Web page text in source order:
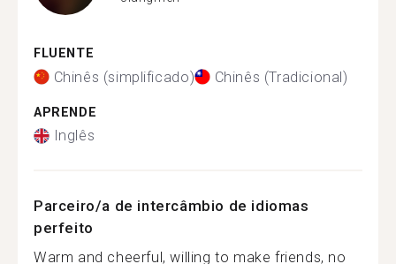
FLUENTE
Chinês (simplificado) Chinês (Tradicional)
APRENDE
Inglês
Parceiro/a de intercâmbio de idiomas
perfeito
Warm and cheerful, willing to make friends, no